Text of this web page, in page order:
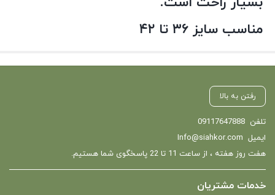
مناسب سایز ۳۶ تا ۴۲
رفتن به بالا
تلفن 09117647888
ایمیل Info@siahkor.com
هفت روز هفته ، از ساعت 11 تا 22 پاسخگوی شما هستیم.
خدمات مشتریان